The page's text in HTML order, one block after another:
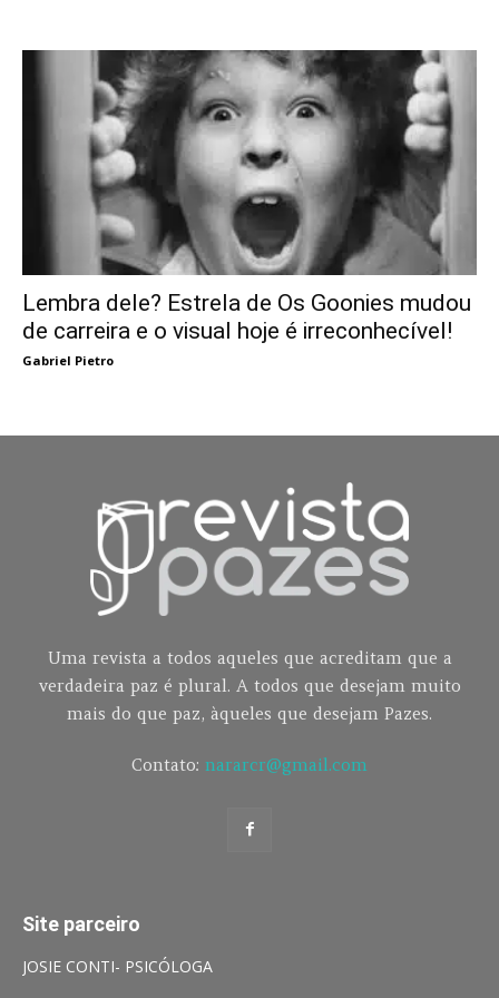
Lembra dele? Estrela de Os Goonies mudou
de carreira e o visual hoje é irreconhecível!
Gabriel Pietro
Uma revista a todos aqueles que acreditam que a
verdadeira paz é plural. A todos que desejam muito
mais do que paz, àqueles que desejam Pazes.
Contato: nararcr@gmail.com
Site parceiro
JOSIE CONTI- PSICÓLOGA